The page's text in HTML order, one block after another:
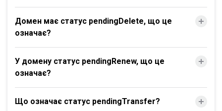
Домен має статус pendingDelete, що це
означає?
У домену статус pendingRenew, що це
означає?
Що означає статус pendingTransfer?